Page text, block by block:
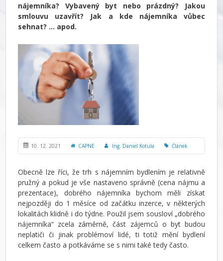
nájemníka? Vybavený byt nebo prázdný? Jakou
smlouvu uzavřít? Jak a kde nájemníka vůbec
sehnat? … apod.
10. 12. 2021 CAPNE Ing. Daniel Kotula Článek
Obecně lze říci, že trh s nájemním bydlením je relativně
pružný a pokud je vše nastaveno správně (cena nájmu a
prezentace), dobrého nájemníka bychom měli získat
nejpozději do 1 měsíce od začátku inzerce, v některých
lokalitách klidně i do týdne. Použil jsem sousloví „dobrého
nájemníka“ zcela záměrně, část zájemců o byt budou
neplatiči či jinak problémoví lidé, ti totiž mění bydlení
celkem často a potkáváme se s nimi také tedy často.